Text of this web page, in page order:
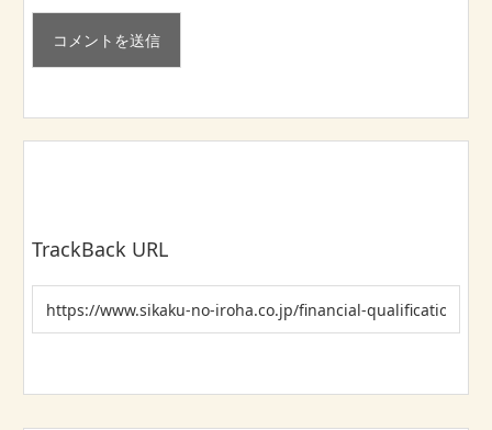
TrackBack URL